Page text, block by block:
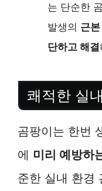
는 단순한
발생의 근
단하고 해결
쾌적한 실
곰팡이는 한번
에 미리 예방하
준한 실내 환경